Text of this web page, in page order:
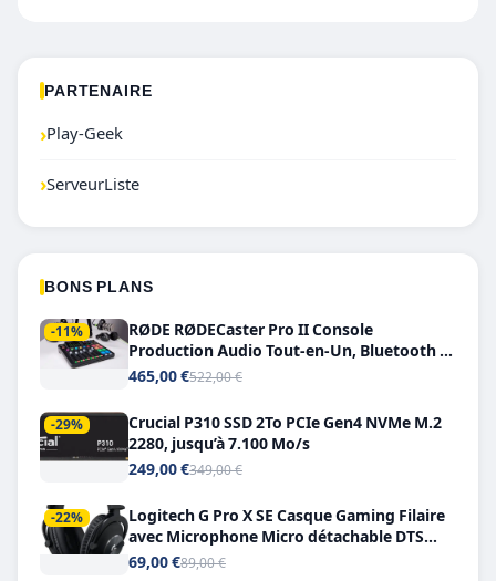
PARTENAIRE
›Play-Geek
›ServeurListe
BONS PLANS
-11%
RØDE RØDECaster Pro II Console
Production Audio Tout-en-Un, Bluetooth et
Double USB-C
465,00 €522,00 €
-29%
Crucial P310 SSD 2To PCIe Gen4 NVMe M.2
2280, jusqu’à 7.100 Mo/s
249,00 €349,00 €
-22%
Logitech G Pro X SE Casque Gaming Filaire
avec Microphone Micro détachable DTS
Headphone X 7.1
69,00 €89,00 €